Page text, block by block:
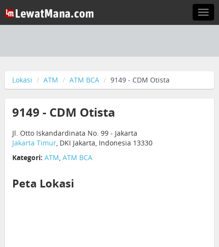
Lokasi ATM ATM BCA 9149 - CDM Otista
9149 - CDM Otista
Jl. Otto Iskandardinata No. 99 - Jakarta
Jakarta Timur, DKI Jakarta, Indonesia 13330
Kategori: ATM, ATM BCA
Peta Lokasi